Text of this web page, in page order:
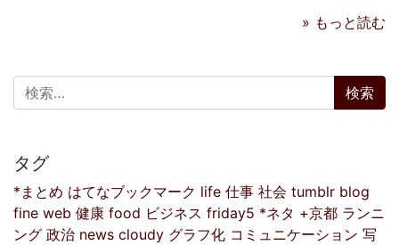
» もっと読む
検索:
タグ
*まとめ はてなブックマーク life 仕事 社会 tumblr blog
fine web 健康 food ビジネス friday5 *ネタ +京都 ランニ
ング 政治 news cloudy グラフ化 コミュニケーション 写